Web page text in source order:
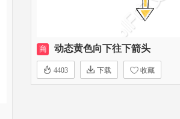
商 动态黄色向下往下箭头
4403 下载 收藏